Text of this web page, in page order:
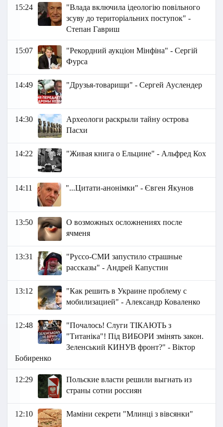
15:24
"Влада включила ідеологію повільного
зсуву до територіальних поступок" -
Степан Гавриш
15:07
"Рекордний аукціон Мінфіна" - Сергій
Фурса
14:49 "Друзья-товарищи" - Сергей Ауслендер
14:30
Археологи раскрыли тайну острова
Пасхи
14:22 "Живая книга о Ельцине" - Альфред Кох
14:11 "...Цитати-анонімки" - Євген Якунов
13:50
О возможных осложнениях после
ячменя
13:31
"Руссо-СМИ запустило страшные
рассказы" - Андрей Капустин
13:12
"Как решить в Украине проблему с
мобилизацией" - Александр Коваленко
12:48
"Почалось! Слуги ТІКАЮТЬ з
"Титаніка"! Під ВИБОРИ змінять закон.
Зеленський КИНУВ фронт?" - Віктор
Бобиренко
12:29
Польские власти решили выгнать из
страны сотни россиян
12:10 Маміни секрети "Млинці з вівсянки"